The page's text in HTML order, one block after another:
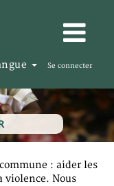
Se connecter
: aider les
violence. Nous